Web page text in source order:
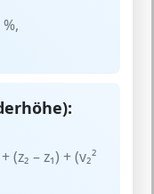
– z₁) + (v₂²